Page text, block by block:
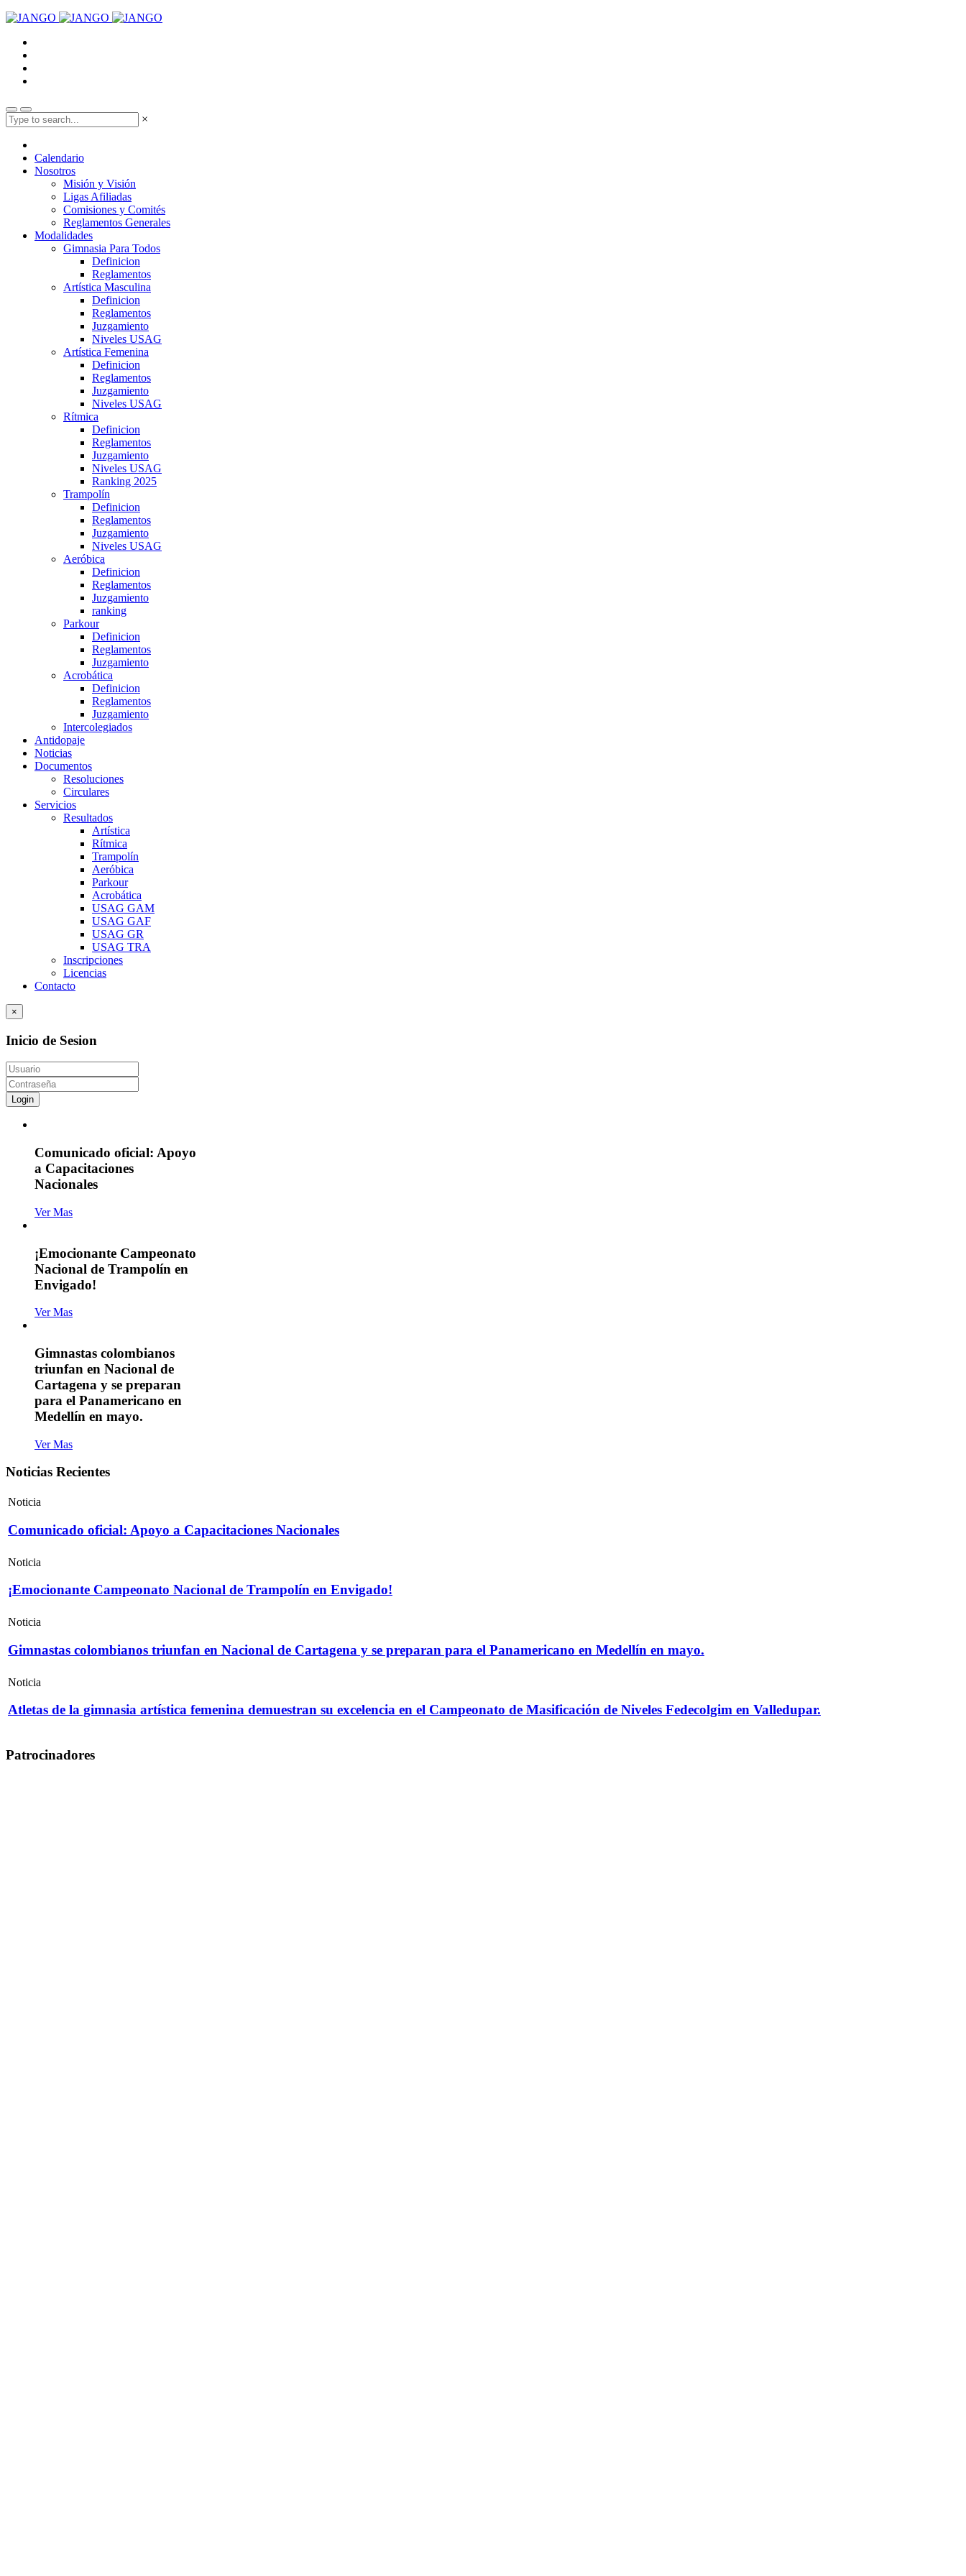
×
Calendario
Nosotros
Misión y Visión
Ligas Afiliadas
Comisiones y Comités
Reglamentos Generales
Modalidades
Gimnasia Para Todos
Definicion
Reglamentos
Artística Masculina
Definicion
Reglamentos
Juzgamiento
Niveles USAG
Artística Femenina
Definicion
Reglamentos
Juzgamiento
Niveles USAG
Rítmica
Definicion
Reglamentos
Juzgamiento
Niveles USAG
Ranking 2025
Trampolín
Definicion
Reglamentos
Juzgamiento
Niveles USAG
Aeróbica
Definicion
Reglamentos
Juzgamiento
ranking
Parkour
Definicion
Reglamentos
Juzgamiento
Acrobática
Definicion
Reglamentos
Juzgamiento
Intercolegiados
Antidopaje
Noticias
Documentos
Resoluciones
Circulares
Servicios
Resultados
Artística
Rítmica
Trampolín
Aeróbica
Parkour
Acrobática
USAG GAM
USAG GAF
USAG GR
USAG TRA
Inscripciones
Licencias
Contacto
×
Inicio de Sesion
Login
Comunicado oficial: Apoyo
a Capacitaciones
Nacionales
Ver Mas
¡Emocionante Campeonato
Nacional de Trampolín en
Envigado!
Ver Mas
Gimnastas colombianos
triunfan en Nacional de
Cartagena y se preparan
para el Panamericano en
Medellín en mayo.
Ver Mas
Noticias Recientes
Noticia
Comunicado oficial: Apoyo a Capacitaciones Nacionales
Noticia
¡Emocionante Campeonato Nacional de Trampolín en Envigado!
Noticia
Gimnastas colombianos triunfan en Nacional de Cartagena y se preparan para el Panamericano en Medellín en mayo.
Noticia
Atletas de la gimnasia artística femenina demuestran su excelencia en el Campeonato de Masificación de Niveles Fedecolgim en Valledupar.
Patrocinadores